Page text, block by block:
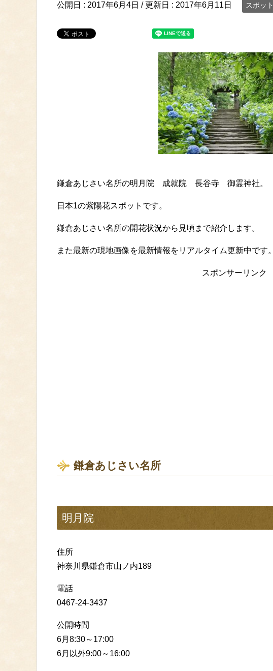
公開日 : 2017年6月4日 / 更新日 : 2017年6月11日 スポット
鎌倉あじさい名所の明月院 成就院 長谷寺 御霊神社。
日本1の紫陽花スポットです。
鎌倉あじさい名所の開花状況から見頃まで紹介します。
また最新の現地画像を最新情報をリアルタイム更新中です。
スポンサーリンク
鎌倉あじさい名所
明月院
住所
神奈川県鎌倉市山ノ内189
電話
0467-24-3437
公開時間
6月8:30～17:00
6月以外9:00～16:00